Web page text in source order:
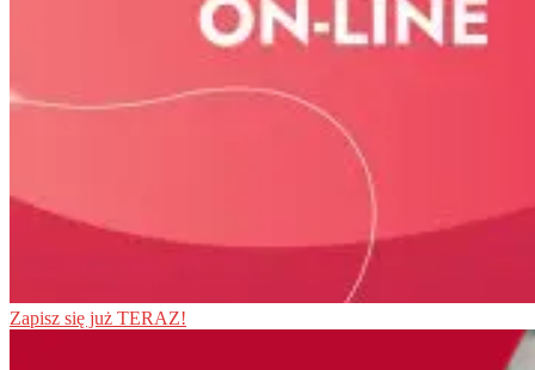
Zapisz się już TERAZ!